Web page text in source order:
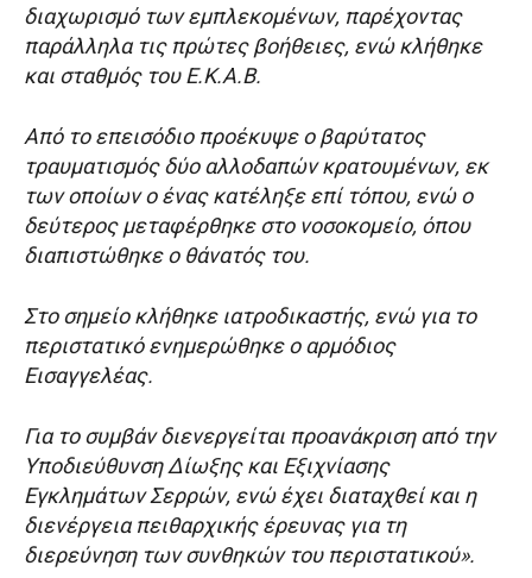
διαχωρισμό των εμπλεκομένων, παρέχοντας
παράλληλα τις πρώτες βοήθειες, ενώ κλήθηκε
και σταθμός του Ε.Κ.Α.Β.
Από το επεισόδιο προέκυψε ο βαρύτατος
τραυματισμός δύο αλλοδαπών κρατουμένων, εκ
των οποίων ο ένας κατέληξε επί τόπου, ενώ ο
δεύτερος μεταφέρθηκε στο νοσοκομείο, όπου
διαπιστώθηκε ο θάνατός του.
Στο σημείο κλήθηκε ιατροδικαστής, ενώ για το
περιστατικό ενημερώθηκε ο αρμόδιος
Εισαγγελέας.
Για το συμβάν διενεργείται προανάκριση από την
Υποδιεύθυνση Δίωξης και Εξιχνίασης
Εγκλημάτων Σερρών, ενώ έχει διαταχθεί και η
διενέργεια πειθαρχικής έρευνας για τη
διερεύνηση των συνθηκών του περιστατικού».